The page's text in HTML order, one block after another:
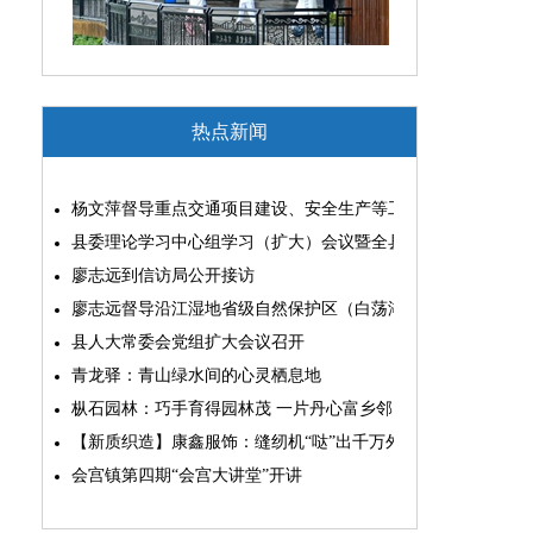
热点新闻
杨文萍督导重点交通项目建设、安全生产等工作
县委理论学习中心组学习（扩大）会议暨全县“两为”能力素质
廖志远到信访局公开接访
廖志远督导沿江湿地省级自然保护区（白荡湖片区）问题整改
县人大常委会党组扩大会议召开
青龙驿：青山绿水间的心灵栖息地
枞石园林：巧手育得园林茂 一片丹心富乡邻
【新质织造】康鑫服饰：缝纫机“哒”出千万外贸大生意
会宫镇第四期“会宫大讲堂”开讲